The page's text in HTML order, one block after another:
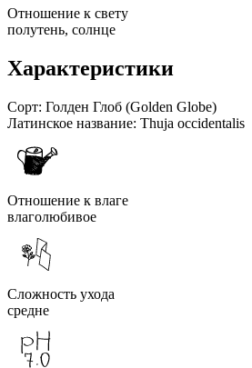
Отношение к свету
полутень, солнце
Характеристики
Сорт: Голден Глоб (Golden Globe)
Латинское название: Thuja occidentalis
Отношение к влаге
влаголюбивое
Сложность ухода
средне